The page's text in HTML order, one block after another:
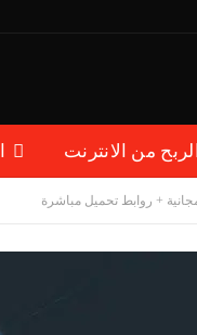
الربح من الانترنت
+ روابط تحميل مباشرة